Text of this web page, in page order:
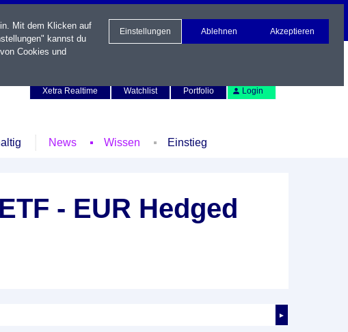
Xetra Realtime
Watchlist Portfolio Login
News Wissen Einstieg
- EUR Hedged
►
Mit dem Klicken auf
kannst du
Cookies und
Einstellungen Ablehnen Akzeptieren